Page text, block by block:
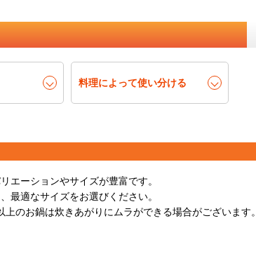
料理によって使い分ける
エーションやサイズが豊富です。
最適なサイズをお選びください。
のお鍋は炊きあがりにムラができる場合がございます。